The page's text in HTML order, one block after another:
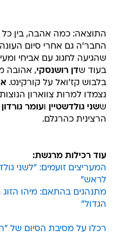
התוצאה: כמה אהבה, בין
החבר'ה גם אחרי סיום
שהגיעה לחגוג עם אביחי
בעוד שדן רושנסקי, אהובה
בלבוש קז'ואל על קורקינט.
נצמדו למרות צווארון
ששני גולדשטיין ועומר גורדון
הרצינית כהרגלם.
עוד רכילות מרגשת:
המעריצים זועמים: "לשני
לראש"
מתנהגים בהתאם: מיהו
הגדול"
רכלו על מסיבת הסיום של